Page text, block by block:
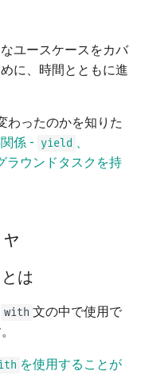
ユースケースをカバ
に、時間とともに進
わったのかを知りた
係 - yield
ラウンドタスクを持
は
with 文の中で使用で
を使用することが